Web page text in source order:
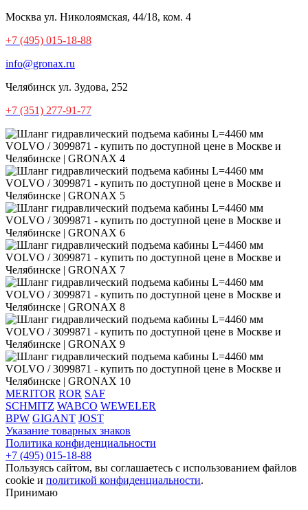
Москва ул. Николоямская, 44/18, ком. 4
+7 (495) 015-18-88
info@gronax.ru
Челябинск ул. Зудова, 252
+7 (351) 277-91-77
MERITOR ROR SAF
SCHMITZ WABCO WEWELER
BPW GIGANT JOST
Указание товарных знаков
Политика конфиденциальности
+7 (495) 015-18-88
Пользуясь сайтом, вы соглашаетесь с использованием файлов
cookie и политикой конфиденциальности.
Принимаю